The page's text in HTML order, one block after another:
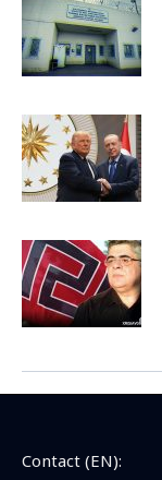
Contact (EN):